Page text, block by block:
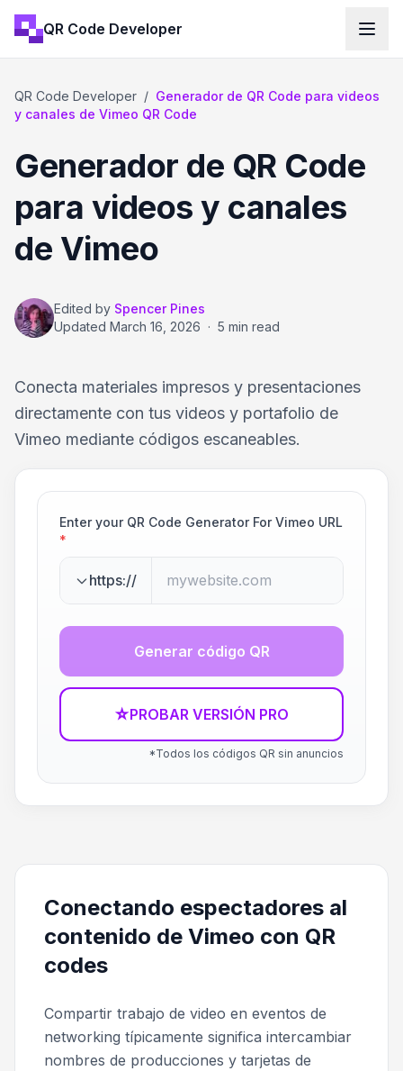
QR Code Developer
QR Code Developer / Generador de QR Code para videos
y canales de Vimeo QR Code
Generador de QR Code
para videos y canales
de Vimeo
Edited by Spencer Pines
Updated March 16, 2026 · 5 min read
Conecta materiales impresos y presentaciones
directamente con tus videos y portafolio de
Vimeo mediante códigos escaneables.
Enter your QR Code Generator For Vimeo URL
*
https://
Generar código QR
☆PROBAR VERSIÓN PRO
*Todos los códigos QR sin anuncios
Conectando espectadores al
contenido de Vimeo con QR
codes
Compartir trabajo de video en eventos de
networking típicamente significa intercambiar
nombres de producciones y tarjetas de